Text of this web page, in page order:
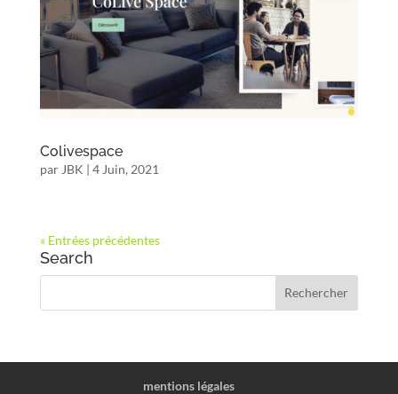
Colivespace
par JBK | 4 Juin, 2021
« Entrées précédentes
Search
mentions légales